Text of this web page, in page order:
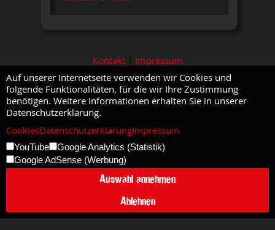
Kontakt| Impressum
Auf unserer Internetseite verwenden wir Cookies und
folgende Funktionalitäten, für die wir Ihre Zustimmung
benötigen. Weitere Informationen erhalten Sie in unserer
Datenschutzerklärung.
CookiesDatenschutzerklärungImpressum
YouTube
Google Analytics (Statistik)
Google AdSense (Werbung)
Auswahl annehmen
Ablehnen